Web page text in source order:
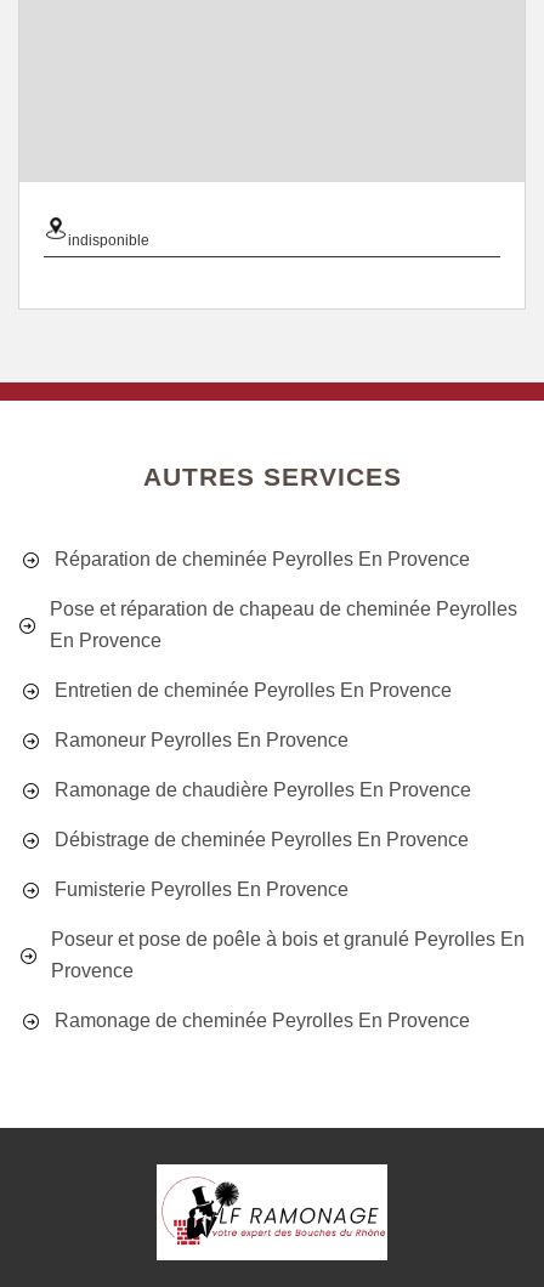
indisponible
AUTRES SERVICES
Réparation de cheminée Peyrolles En Provence
Pose et réparation de chapeau de cheminée Peyrolles
En Provence
Entretien de cheminée Peyrolles En Provence
Ramoneur Peyrolles En Provence
Ramonage de chaudière Peyrolles En Provence
Débistrage de cheminée Peyrolles En Provence
Fumisterie Peyrolles En Provence
Poseur et pose de poêle à bois et granulé Peyrolles En
Provence
Ramonage de cheminée Peyrolles En Provence